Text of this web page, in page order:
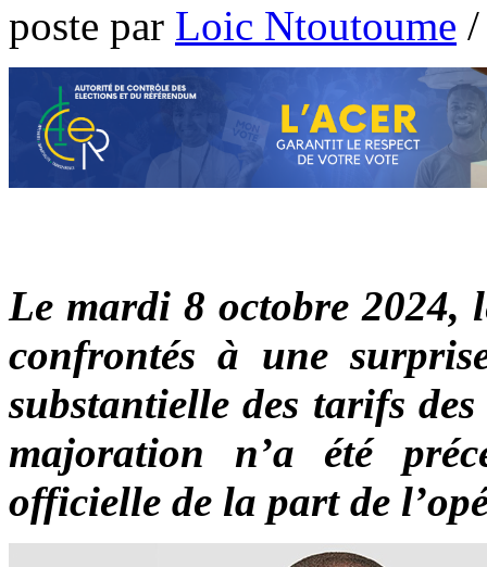
poste par Loic Ntoutoume
Le mardi 8 octobre 2024,
confrontés à une
substantielle des tarifs
majoration n’a été
officielle de la part de